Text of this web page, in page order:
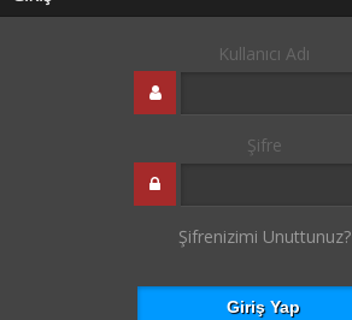
Kullanıcı Adı
Şifre
Şifrenizimi Unuttunuz?